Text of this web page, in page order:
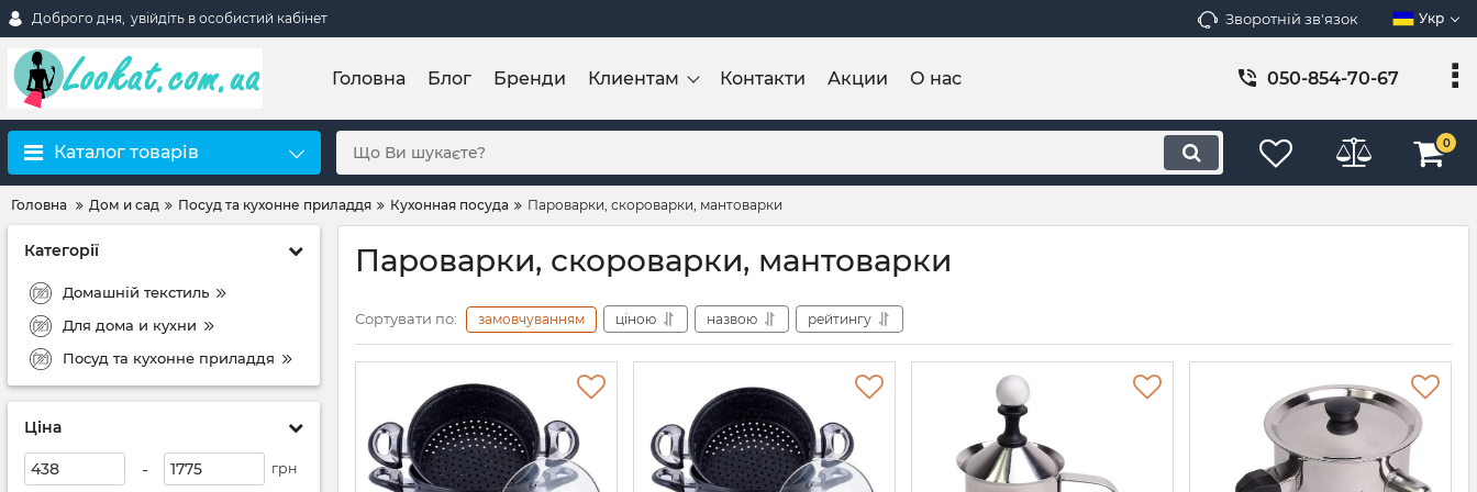
Доброго дня, увійдіть в особистий кабінет Зворотній зв'язок Укр
Головна Блог Бренди Клиентам Контакти Акции О нас 050-854-70-67
Каталог товарів 0
Головна Дом и сад Посуд та кухонне приладдя Кухонная посуда Пароварки, скороварки, мантоварки
Категорії
Домашній текстиль
Для дома и кухни
Посуд та кухонне приладдя
Ціна
- грн
Пароварки, скороварки, мантоварки
Сортувати по: замовчуванням ціною назвою рейтингу